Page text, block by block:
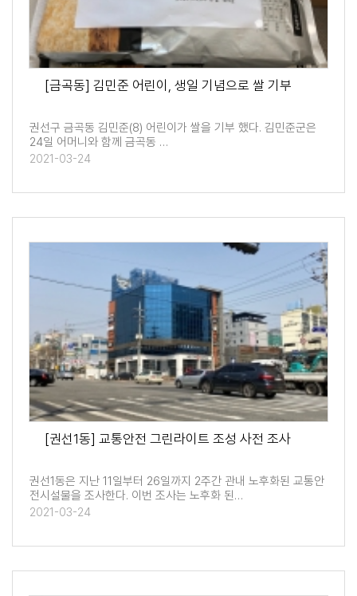
[금곡동] 김민준 어린이, 생일 기념으로 쌀 기부
권선구 금곡동 김민준(8) 어린이가 쌀을 기부 했다. 김민준군은
24일 어머니와 함께 금곡동 …
2021-03-24
[권선1동] 교통안전 그린라이트 조성 사전 조사
권선1동은 지난 11일부터 26일까지 2주간 관내 노후화된 교통안
전시설물을 조사한다. 이번 조사는 노후화 된…
2021-03-24